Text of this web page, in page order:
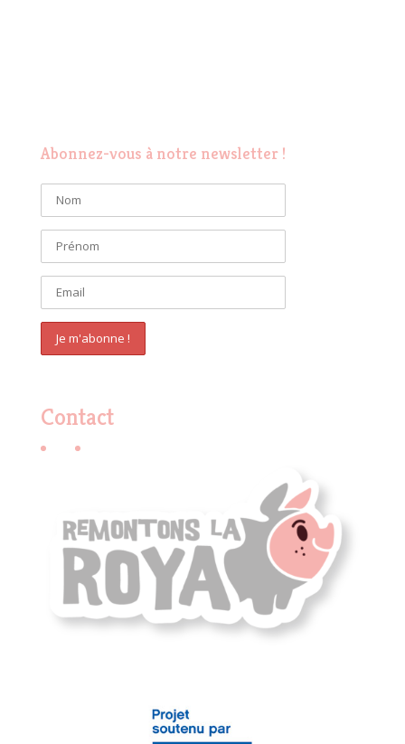
Abonnez-vous à notre newsletter !
Contact